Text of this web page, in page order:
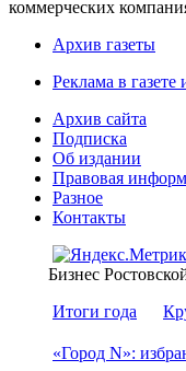
коммерческих
Архив газеты
Реклама в газете
Архив сайта
Подписка
Об издании
Правовая
Разное
Контакты
Бизнес
Итоги года
«Город N»: